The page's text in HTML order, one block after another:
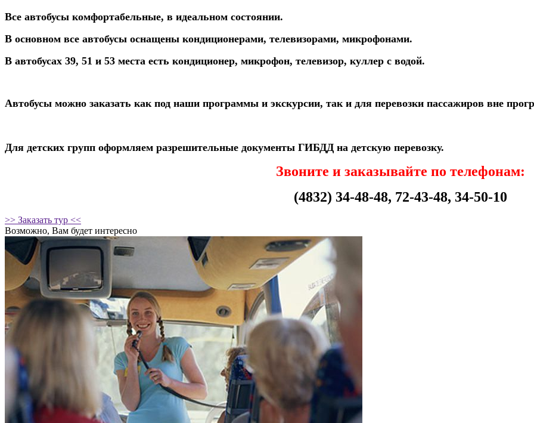
Все автобусы комфортабельные, в идеальном состоянии.
В основном все автобусы оснащены кондиционерами, телевизорами, микрофонами.
В автобусах 39, 51 и 53 места есть кондиционер, микрофон, телевизор, куллер с водой.
Автобусы можно заказать как под наши программы и экскурсии, так и для перевозки пассажиров вне
Для детских групп оформляем разрешительные документы ГИБДД на детскую перевозку.
Звоните и заказывайте по телефонам:
(4832) 34-48-48, 72-43-48, 34-50-10
>> Заказать тур <<
Возможно, Вам будет интересно